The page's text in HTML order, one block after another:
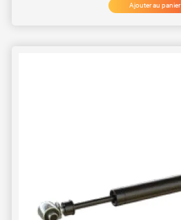
Ajouter au panier